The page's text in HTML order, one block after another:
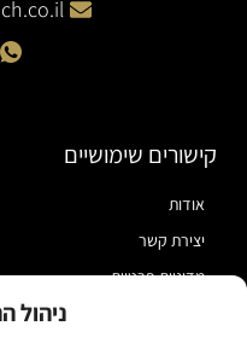
ניהול
קישורים שימושיים
אודות
יצירת קשר
מדיניות פרטיות